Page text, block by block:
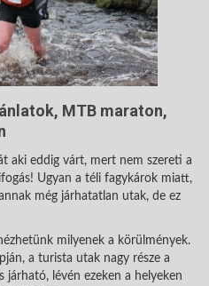
MTB maraton,
aki eddig várt, mert nem szereti a
Ugyan a téli fagykárok miatt,
még járhatatlan utak, de ez
milyenek a körülmények.
a turista utak nagy része a
járható, lévén ezeken a helyeken